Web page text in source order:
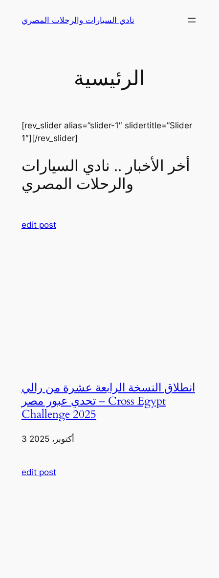
نادي السيارات والرحلات المصري
الرئيسية
[rev_slider alias=”slider-1″ slidertitle=”Slider
1″][/rev_slider]
أخر الأخبار .. نادي السيارات
والرحلات المصري
edit post
انطلاق النسخة الرابعة عشرة من رالي
تحدي عبور مصر – Cross Egypt
Challenge 2025
3 أكتوبر، 2025
edit post